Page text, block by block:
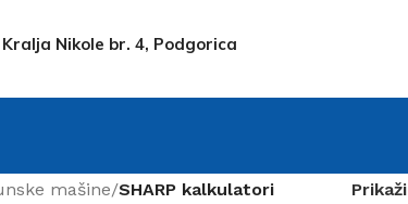
Nikole br. 4, Podgorica
mašine/SHARP kalkulatori Prikaži